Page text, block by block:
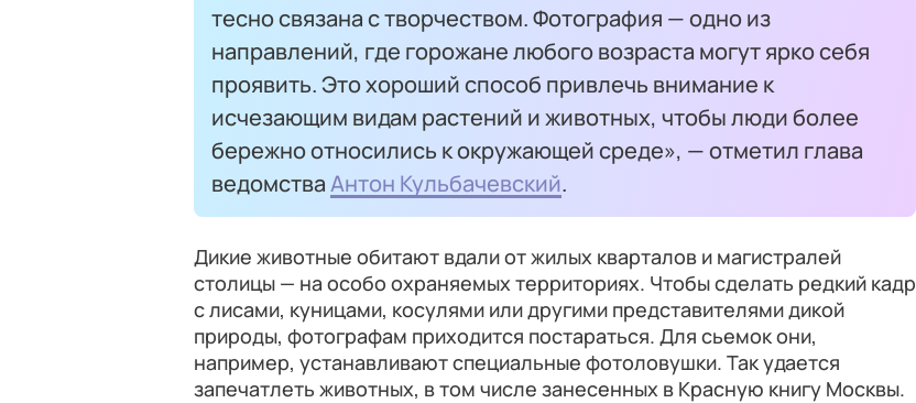
тесно связана с творчеством. Фотография — одно из
направлений, где горожане любого возраста могут ярко себя
проявить. Это хороший способ привлечь внимание к
исчезающим видам растений и животных, чтобы люди более
бережно относились к окружающей среде», — отметил глава
ведомстваАнтон Кульбачевский.
Дикие животные обитают вдали от жилых кварталов и магистралей
столицы — на особо охраняемых территориях. Чтобы сделать редкий кадр
с лисами, куницами, косулями или другими представителями дикой
природы, фотографам приходится постараться. Для сьемок они,
например, устанавливают специальные фотоловушки. Так удается
запечатлеть животных, в том числе занесенных в Красную книгу Москвы.